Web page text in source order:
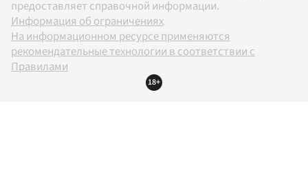
предоставляет справочной информации.
Информация об ограничениях
На информационном ресурсе применяются
рекомендательные технологии в соответствии с
Правилами
18+